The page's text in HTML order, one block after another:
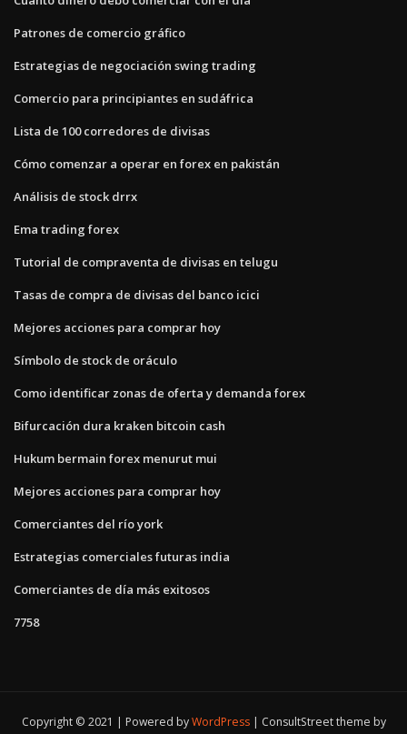
Patrones de comercio gráfico
Estrategias de negociación swing trading
Comercio para principiantes en sudáfrica
Lista de 100 corredores de divisas
Cómo comenzar a operar en forex en pakistán
Análisis de stock drrx
Ema trading forex
Tutorial de compraventa de divisas en telugu
Tasas de compra de divisas del banco icici
Mejores acciones para comprar hoy
Símbolo de stock de oráculo
Como identificar zonas de oferta y demanda forex
Bifurcación dura kraken bitcoin cash
Hukum bermain forex menurut mui
Mejores acciones para comprar hoy
Comerciantes del río york
Estrategias comerciales futuras india
Comerciantes de día más exitosos
7758
Copyright © 2021 | Powered byWordPress
ConsultStreet theme by